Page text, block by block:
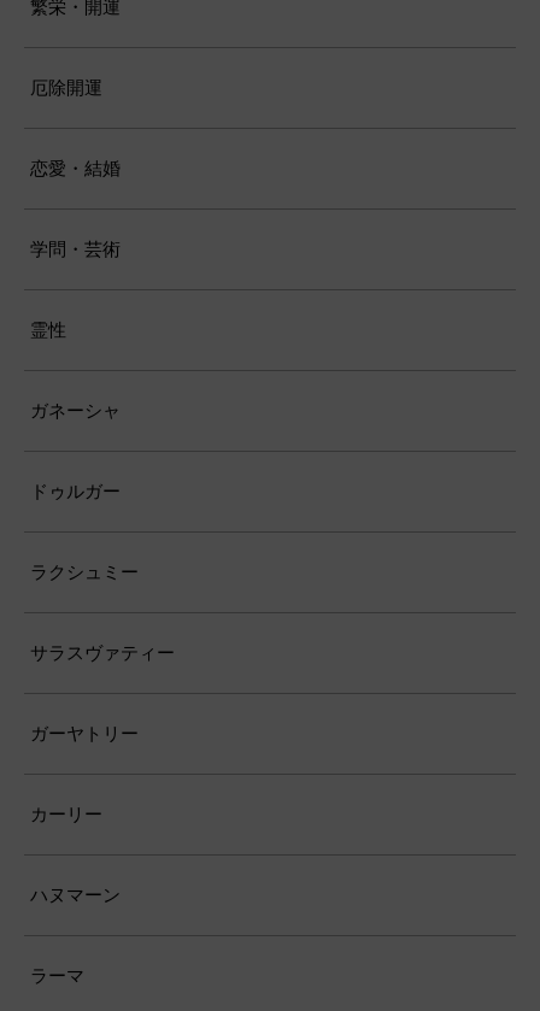
繁栄・開運
厄除開運
恋愛・結婚
学問・芸術
霊性
ガネーシャ
ドゥルガー
ラクシュミー
サラスヴァティー
ガーヤトリー
カーリー
ハヌマーン
ラーマ